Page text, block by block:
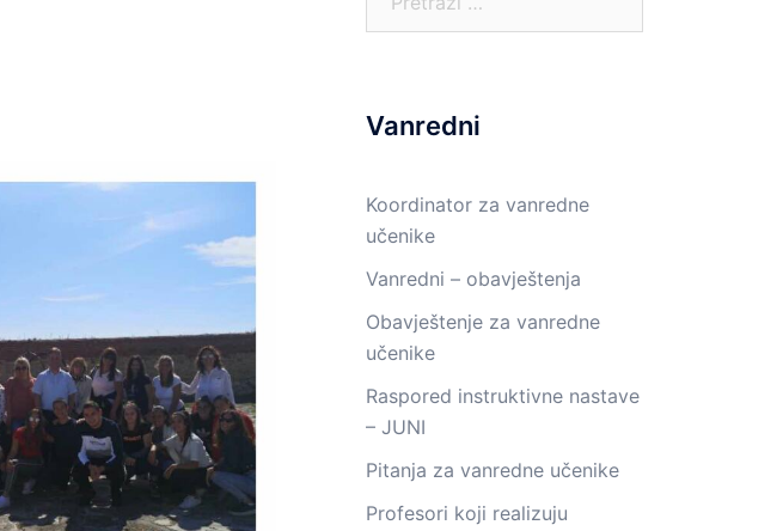
Vanredni
Koordinator za vanredne
učenike
Vanredni – obavještenja
Obavještenje za vanredne
učenike
Raspored instruktivne nastave
– JUNI
Pitanja za vanredne učenike
Profesori koji realizuju